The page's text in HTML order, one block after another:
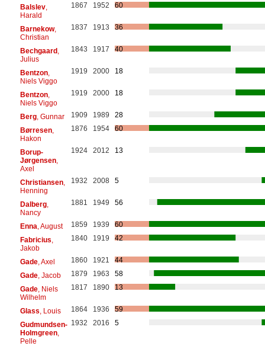
Balslev,
Harald
1867 1952 60
Barnekow,
Christian
1837 1913 36
Bechgaard,
Julius
1843 1917 40
Bentzon,
Niels Viggo
1919 2000 18
Bentzon,
Niels Viggo
1919 2000 18
Berg, Gunnar 1909 1989
28
Børresen,
Hakon
1876 1954 60
Borup-
Jørgensen,
Axel
1924 2012 13
Christiansen,
Henning
1932 2008 5
Dalberg,
Nancy
1881 1949 56
Enna , August 1859 1939
60
Fabricius
Jakob
1840 1919 42
Gade, Axel 1860 1921
44
Gade, Jacob 1879 1963
58
Gade, Niels
Wilhelm
1817 1890 13
Glass , Louis 1864 1936
59
Gudmundsen-
Holmgreen,
Pelle
1932 2016 5